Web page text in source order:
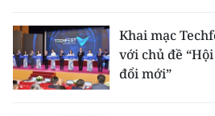
Khai mạc
với chủ đề
đổi mới”